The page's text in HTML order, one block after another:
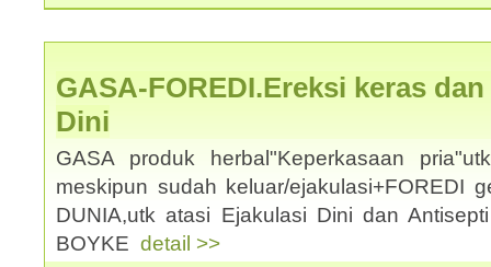
GASA-FOREDI.Ereksi keras
Dini
GASA produk herbal"Keperkasaan
meskipun sudah keluar/ejakulasi+FOREDI
DUNIA,utk atasi Ejakulasi Dini dan
BOYKE detail >>